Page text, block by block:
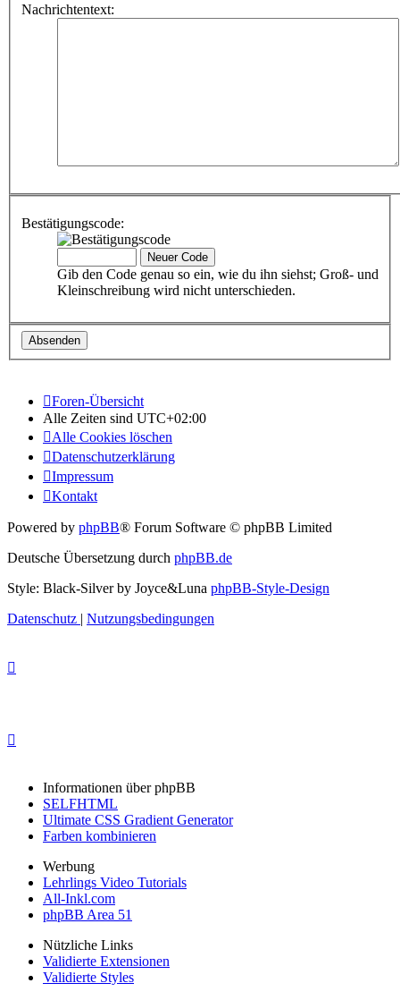
Nachrichtentext:
Bestätigungscode:
Gib den Code genau so ein, wie du ihn siehst; Groß- und
Kleinschreibung wird nicht unterschieden.
Foren-Übersicht
Alle Zeiten sind UTC+02:00
Alle Cookies löschen
Datenschutzerklärung
Impressum
Kontakt
Powered by phpBB® Forum Software © phpBB Limited
Deutsche Übersetzung durch phpBB.de
Style: Black-Silver by Joyce&Luna phpBB-Style-Design
Datenschutz | Nutzungsbedingungen
Informationen über phpBB
SELFHTML
Ultimate CSS Gradient Generator
Farben kombinieren
Werbung
Lehrlings Video Tutorials
All-Inkl.com
phpBB Area 51
Nützliche Links
Validierte Extensionen
Validierte Styles